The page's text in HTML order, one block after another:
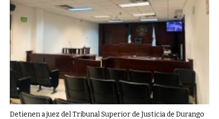
Detienen a juez del Tribunal Superior de Justicia de Durango